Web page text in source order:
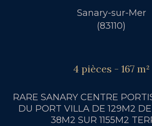
Sanary-sur-Mer
(83110)
4 pièces - 167 m²
RARE SANARY CENTRE
DU PORT VILLA DE 129M2
38M2 SUR 1155M2